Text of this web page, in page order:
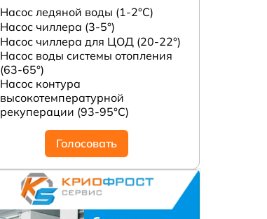
Насос ледяной воды (1-2°С)
Насос чиллера (3-5°)
Насос чиллера для ЦОД (20-22°)
Насос воды системы отопления
(63-65°)
Насос контура
высокотемпературной
рекуперации (93-95°С)
Голосовать